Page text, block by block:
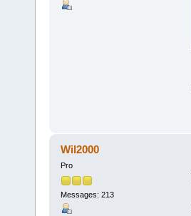
Wil2000
Pro
Messages: 213